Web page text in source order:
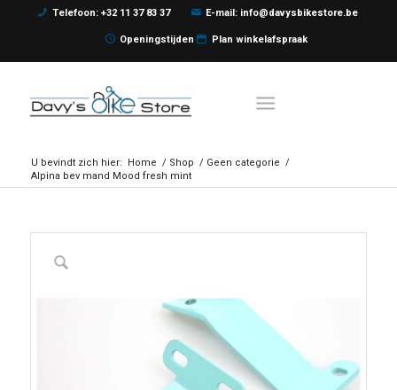
Telefoon: +32 11 37 83 37 E-mail: info@davysbikestore.be
Openingstijden Plan winkelafspraak
U bevindt zich hier: Home / Shop / Geen categorie /
Alpina bev mand Mood fresh mint